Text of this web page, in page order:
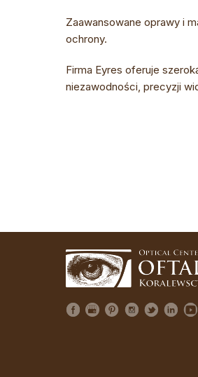
Zaawansowane oprawy i
ochrony.
Firma Eyres oferuje
niezawodności, precyzji